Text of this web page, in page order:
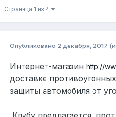
Страница 1 из 2
Опубликовано 2 декабря, 2017
Интернет-магазин http://
доставке
защиты автомобиля от